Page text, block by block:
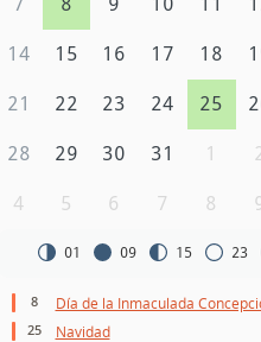
7 8 9 10 11
14 15 16 17 18
21 22 23 24 25
28 29 30 31 1
4 5 6 7 8
01 09 15 23
8 Día de la Inmaculada
25 Navidad